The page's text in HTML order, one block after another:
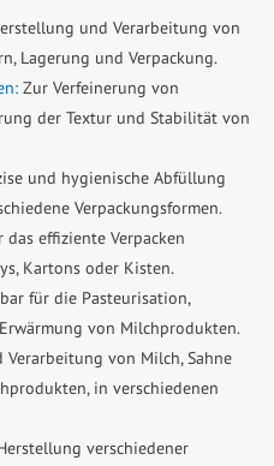
und Verarbeitung von
Lagerung und Verpackung.
Zur Verfeinerung von
der Textur und Stabilität von
und hygienische Abfüllung
Verpackungsformen.
das effiziente Verpacken
Kartons oder Kisten.
für die Pasteurisation,
von Milchprodukten.
von Milch, Sahne
in verschiedenen
verschiedener